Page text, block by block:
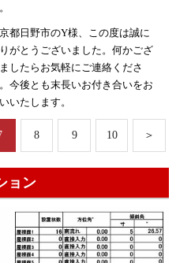
都日野市のY様、この度は誠に
がとうございました。何かござ
したらお気軽にご連絡くださ
今後とも末長いお付き合いをお
いたします。
8 9 10 ＞
ョン